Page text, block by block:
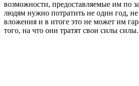
возможности, предоставляемые им по
людям нужно потратить не один год,
вложения и в итоге это не может им
того, на что они тратят свои силы силы.